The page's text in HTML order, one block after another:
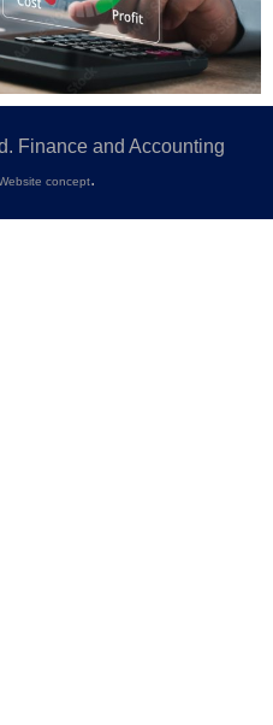
Finance and Accounting
concept.